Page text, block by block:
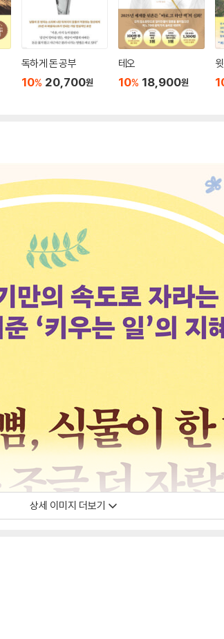
독하게 돈 공부
10% 20,700원
테오
10% 18,900원
상세 이미지 더보기